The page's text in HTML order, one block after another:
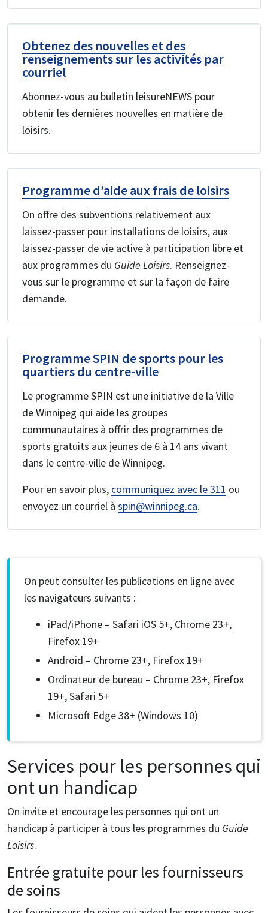
Obtenez des nouvelles et des
renseignements sur les activités par
courriel
Abonnez-vous au bulletin leisureNEWS pour
obtenir les dernières nouvelles en matière de
loisirs.
Programme d’aide aux frais de loisirs
On offre des subventions relativement aux
laissez-passer pour installations de loisirs, aux
laissez-passer de vie active à participation libre et
aux programmes du Guide Loisirs. Renseignez-
vous sur le programme et sur la façon de faire
demande.
Programme SPIN de sports pour les
quartiers du centre-ville
Le programme SPIN est une initiative de la Ville
de Winnipeg qui aide les groupes
communautaires à offrir des programmes de
sports gratuits aux jeunes de 6 à 14 ans vivant
dans le centre-ville de Winnipeg.
Pour en savoir plus, communiquez avec le 311 ou
envoyez un courriel à spin@winnipeg.ca.
On peut consulter les publications en ligne avec
les navigateurs suivants :
iPad/iPhone – Safari iOS 5+, Chrome 23+,
Firefox 19+
Android – Chrome 23+, Firefox 19+
Ordinateur de bureau – Chrome 23+, Firefox
19+, Safari 5+
Microsoft Edge 38+ (Windows 10)
Services pour les personnes qui
ont un handicap
On invite et encourage les personnes qui ont un
handicap à participer à tous les programmes du Guide
Loisirs.
Entrée gratuite pour les fournisseurs
de soins